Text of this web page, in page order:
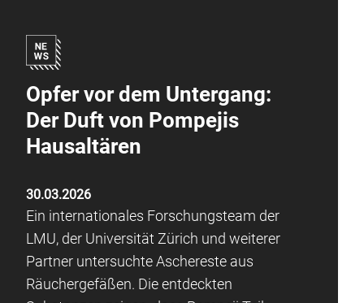
Opfer vor dem Untergang:
Der Duft von Pompejis
Hausaltären
30.03.2026
Ein internationales Forschungsteam der
LMU, der Universität Zürich und weiterer
Partner untersuchte Aschereste aus
Räuchergefäßen. Die entdeckten